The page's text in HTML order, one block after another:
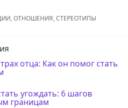
,ОТНОШЕНИЯ,СТЕРЕОТИПЫ
отца: Как он помог стать
угождать: 6 шагов
границам